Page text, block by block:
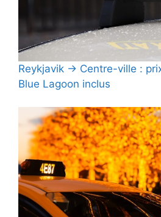
Reykjavik → Centre-ville :
Blue Lagoon inclus